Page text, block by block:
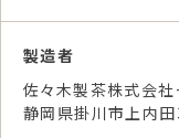
製造者
佐々木製茶株式会社
静岡県掛川市上内